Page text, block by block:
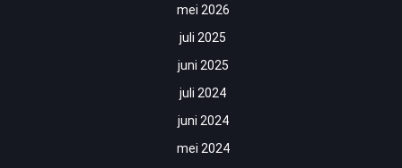
mei 2026
juli 2025
juni 2025
juli 2024
juni 2024
mei 2024